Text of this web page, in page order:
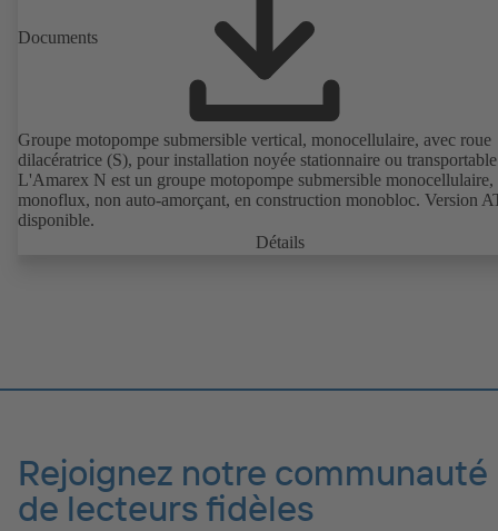
Documents
Groupe motopompe submersible vertical, monocellulaire, avec roue
dilacératrice (S), pour installation noyée stationnaire ou
L'Amarex N est un groupe motopompe submersible monocellulaire,
monoflux, non auto-amorçant, en construction monobloc. Version
disponible.
Détails
Rejoignez notre communauté
de lecteurs fidèles